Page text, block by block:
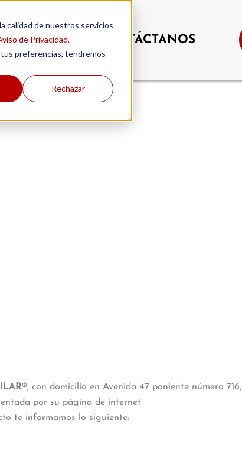
calidad de nuestros servicios
de Privacidad.
preferencias, tendremos
Rechazar
CONTÁCTANOS
, con domicilio en Avenida 47 poniente número 716,
por su página de internet
te informamos lo siguiente: